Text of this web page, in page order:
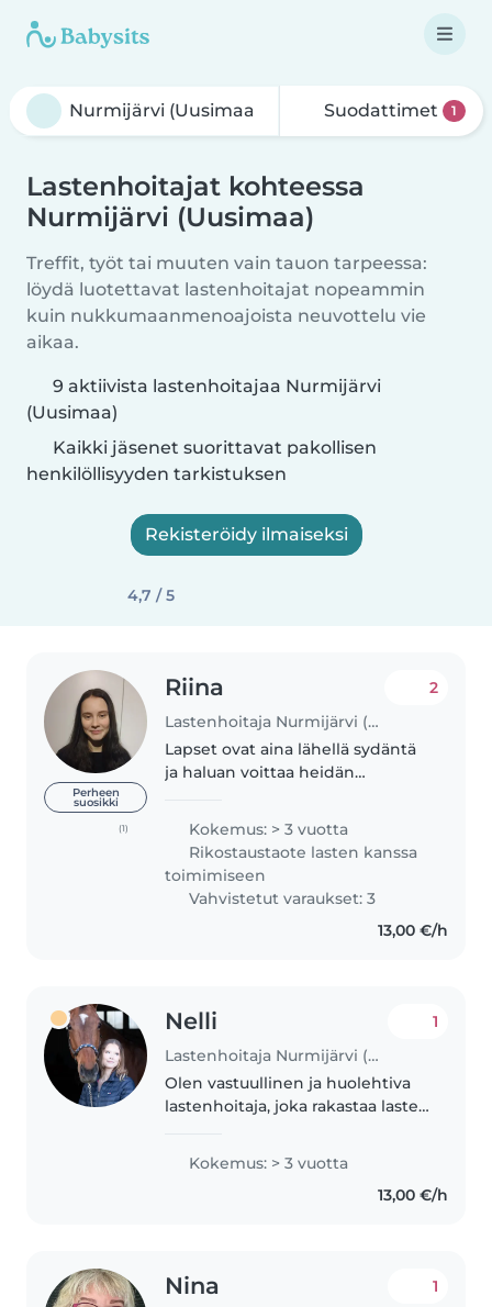
Suodattimet 1
Lastenhoitajat kohteessa
Nurmijärvi (Uusimaa)
Treffit, työt tai muuten vain tauon tarpeessa:
löydä luotettavat lastenhoitajat nopeammin
kuin nukkumaanmenoajoista neuvottelu vie
aikaa.
9 aktiivista lastenhoitajaa Nurmijärvi
(Uusimaa)
Kaikki jäsenet suorittavat pakollisen
henkilöllisyyden tarkistuksen
Rekisteröidy ilmaiseksi
4,7 / 5
Perheen
suosikki
(1)
Riina
Lastenhoitaja Nurmijärvi (Uusimaa)
2
Lapset ovat aina lähellä sydäntä
ja haluan voittaa heidän
vahtinut pieniä vauvoja sekä
vetänyt isompia lapsiryhmiä
töissä. Olen työskennellyt myös
päiväkodissa...
Kokemus: > 3 vuotta
Rikostaustaote lasten kanssa
toimimiseen
Vahvistetut varaukset: 3
13,00 €/h
Nelli
Lastenhoitaja Nurmijärvi (Uusimaa)
1
Olen vastuullinen ja huolehtiva
lastenhoitaja, joka rakastaa lasten
hoidosta, ja minulla on
ensiapukoulutus. Olen myös
Kokemus: > 3 vuotta
13,00 €/h
Nina 1